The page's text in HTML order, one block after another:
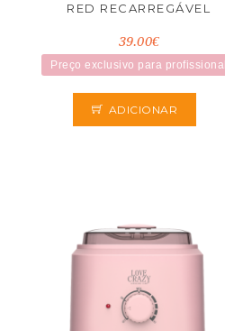
RED RECARREGÁVEL
39.00€
Preço exclusivo para profissional
ADICIONAR